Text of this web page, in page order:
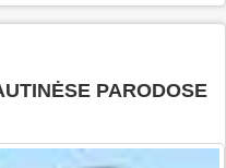
PARODOSE